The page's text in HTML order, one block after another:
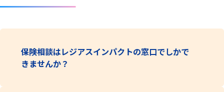
保険相談はレジアスインパクトの窓口でしかで
きませんか？